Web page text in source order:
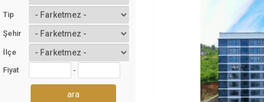
Tip
Şehir
İlçe
Fiyat
-